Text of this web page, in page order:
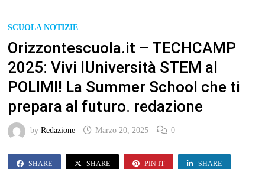
SCUOLA NOTIZIE
Orizzontescuola.it – TECHCAMP
2025: Vivi lUniversità STEM al
POLIMI! La Summer School che ti
prepara al futuro. redazione
by Redazione Marzo 20, 2025 0
SHARE SHARE PIN IT SHARE